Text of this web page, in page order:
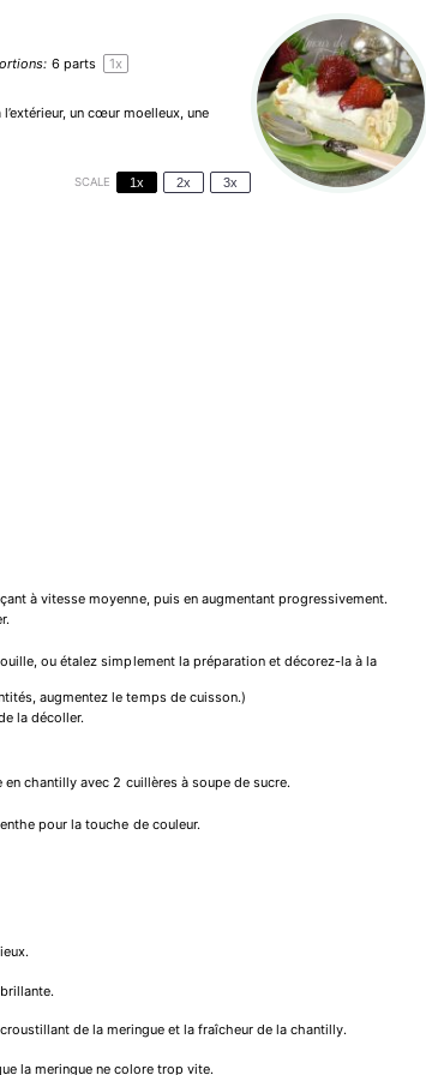
6 parts 1x
un cœur moelleux, une
SCALE 1x 2x 3x
à vitesse moyenne, puis en augmentant progressivement.
ou étalez simplement la préparation et décorez-la à la
augmentez le temps de cuisson.)
la décoller.
chantilly avec 2 cuillères à soupe de sucre.
pour la touche de couleur.
de la meringue et la fraîcheur de la chantilly.
la meringue ne colore trop vite.